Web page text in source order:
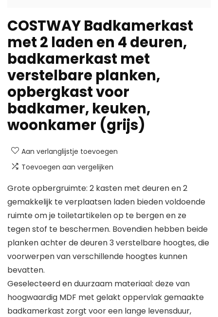
COSTWAY Badkamerkast
met 2 laden en 4 deuren,
badkamerkast met
verstelbare planken,
opbergkast voor
badkamer, keuken,
woonkamer (grijs)
Aan verlanglijstje toevoegen
Toevoegen aan vergelijken
Grote opbergruimte: 2 kasten met deuren en 2
gemakkelijk te verplaatsen laden bieden voldoende
ruimte om je toiletartikelen op te bergen en ze
tegen stof te beschermen. Bovendien hebben beide
planken achter de deuren 3 verstelbare hoogtes, die
voorwerpen van verschillende hoogtes kunnen
bevatten.
Geselecteerd en duurzaam materiaal: deze van
hoogwaardig MDF met gelakt oppervlak gemaakte
badkamerkast zorgt voor een lange levensduur,